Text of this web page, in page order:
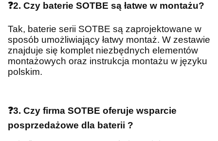
❓2. Czy baterie SOTBE są łatwe w montażu?
Tak, baterie serii SOTBE są zaprojektowane w
sposób umożliwiający łatwy montaż. W zestawie
znajduje się komplet niezbędnych elementów
montażowych oraz instrukcja montażu w języku
polskim.
❓3. Czy firma SOTBE oferuje wsparcie
posprzedażowe dla baterii ?